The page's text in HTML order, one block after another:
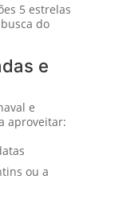
5 estrelas
do
e
e
aproveitar:
ou a